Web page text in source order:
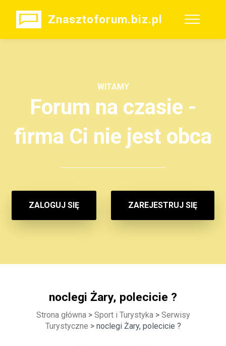
Znasztoforum.biz.pl
WITAMY
Forum na czasie -
firma Ci nie jest obca
ZALOGUJ SIĘ ZAREJESTRUJ SIĘ
noclegi Żary, polecicie ?
Strona główna> Sport i Turystyka> Serwisy
Turystyczne > noclegi Żary, polecicie ?